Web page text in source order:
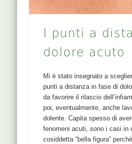
I punti a
dolore acuto
Mi è stato insegnato a
punti a distanza in fase di
da favorire il rilascio
poi, eventualmente, anche
dolente. Capita spesso di
fenomeni acuti, sono i casi in
cosiddetta “bella figura”